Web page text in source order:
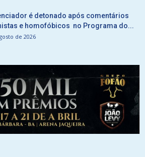
é detonado após comentários
e homofóbicos no Programa do...
de 2026